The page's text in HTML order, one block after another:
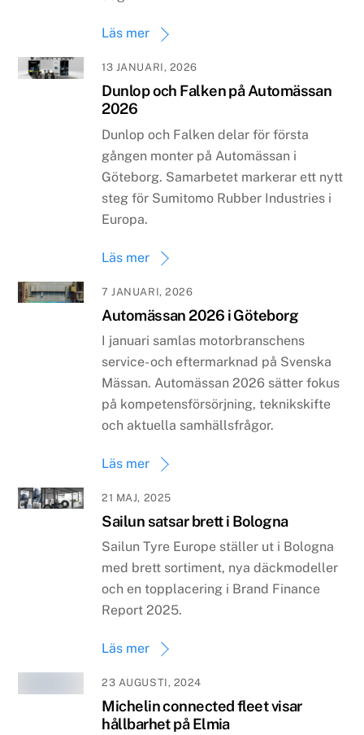
Läs mer
13 JANUARI, 2026
Dunlop och Falken på Automässan
2026
Dunlop och Falken delar för första
gången monter på Automässan i
Göteborg. Samarbetet markerar ett nytt
steg för Sumitomo Rubber Industries i
Europa.
Läs mer
7 JANUARI, 2026
Automässan 2026 i Göteborg
I januari samlas motorbranschens
service- och eftermarknad på Svenska
Mässan. Automässan 2026 sätter fokus
på kompetensförsörjning, teknikskifte
och aktuella samhällsfrågor.
Läs mer
21 MAJ, 2025
Sailun satsar brett i Bologna
Sailun Tyre Europe ställer ut i Bologna
med brett sortiment, nya däckmodeller
och en topplacering i Brand Finance
Report 2025.
Läs mer
23 AUGUSTI, 2024
Michelin connected fleet visar
hållbarhet på Elmia